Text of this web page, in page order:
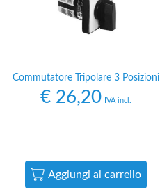
Commutatore Tripolare 3 Posizioni
€ 26,20 IVA incl.
Aggiungi al carrello